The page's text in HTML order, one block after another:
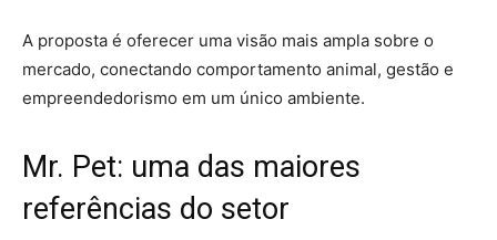
A proposta é oferecer uma visão mais ampla sobre o
mercado, conectando comportamento animal, gestão e
empreendedorismo em um único ambiente.
Mr. Pet: uma das maiores
referências do setor